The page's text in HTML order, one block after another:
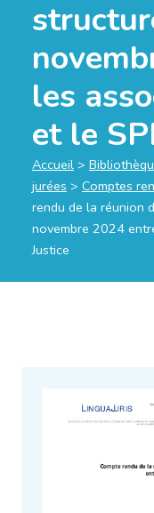
les
et le
Accueil >
jurées > Comptes
rendu de la réunion
novembre 2024
Justice